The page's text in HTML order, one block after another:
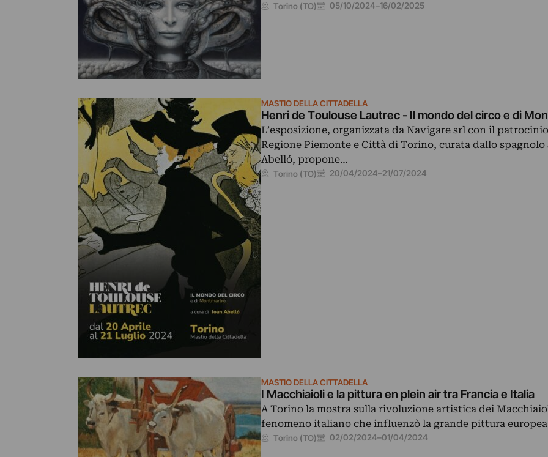
Torino (TO) 05/10/2024–16/02/2025
MASTIO DELLA CITTADELLA
Henri de Toulouse Lautrec - Il mondo del circo e di
L’esposizione, organizzata da Navigare srl con il
Regione Piemonte e Città di Torino, curata dallo spagnolo
Abelló, propone…
Torino (TO) 20/04/2024–21/07/2024
MASTIO DELLA CITTADELLA
I Macchiaioli e la pittura en plein air tra Francia e Italia
A Torino la mostra sulla rivoluzione artistica dei
fenomeno italiano che influenzò la grande pittura
Torino (TO) 02/02/2024–01/04/2024